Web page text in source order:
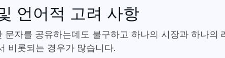
언어적 고려 사항
자를 공유하는데도 불구하고 하나의 시장과 하나의
비롯되는 경우가 많습니다.